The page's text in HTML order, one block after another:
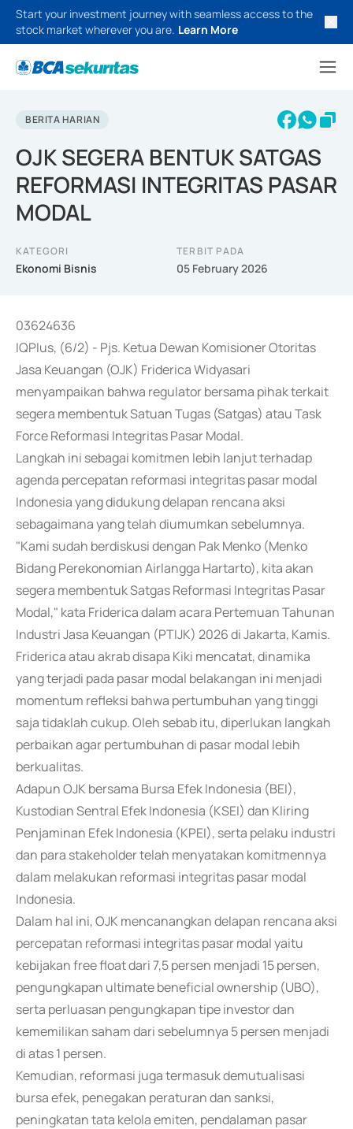
Start your investment journey with seamless access to the
stock market wherever you are. Learn More
BERITA HARIAN
OJK SEGERA BENTUK SATGAS
REFORMASI INTEGRITAS PASAR
MODAL
KATEGORI
Ekonomi Bisnis
TERBIT PADA
05 February 2026
03624636
IQPlus, (6/2) - Pjs. Ketua Dewan Komisioner Otoritas
Jasa Keuangan (OJK) Friderica Widyasari
menyampaikan bahwa regulator bersama pihak terkait
segera membentuk Satuan Tugas (Satgas) atau Task
Force Reformasi Integritas Pasar Modal.
Langkah ini sebagai komitmen lebih lanjut terhadap
agenda percepatan reformasi integritas pasar modal
Indonesia yang didukung delapan rencana aksi
sebagaimana yang telah diumumkan sebelumnya.
"Kami sudah berdiskusi dengan Pak Menko (Menko
Bidang Perekonomian Airlangga Hartarto), kita akan
segera membentuk Satgas Reformasi Integritas Pasar
Modal," kata Friderica dalam acara Pertemuan Tahunan
Industri Jasa Keuangan (PTIJK) 2026 di Jakarta, Kamis.
Friderica atau akrab disapa Kiki mencatat, dinamika
yang terjadi pada pasar modal belakangan ini menjadi
momentum refleksi bahwa pertumbuhan yang tinggi
saja tidaklah cukup. Oleh sebab itu, diperlukan langkah
perbaikan agar pertumbuhan di pasar modal lebih
berkualitas.
Adapun OJK bersama Bursa Efek Indonesia (BEI),
Kustodian Sentral Efek Indonesia (KSEI) dan Kliring
Penjaminan Efek Indonesia (KPEI), serta pelaku industri
dan para stakeholder telah menyatakan komitmennya
dalam melakukan reformasi integritas pasar modal
Indonesia.
Dalam hal ini, OJK mencanangkan delapan rencana aksi
percepatan reformasi integritas pasar modal yaitu
kebijakan free float dari 7,5 persen menjadi 15 persen,
pengungkapan ultimate beneficial ownership (UBO),
serta perluasan pengungkapan tipe investor dan
kememilikan saham dari sebelumnya 5 persen menjadi
di atas 1 persen.
Kemudian, reformasi juga termasuk demutualisasi
bursa efek, penegakan peraturan dan sanksi,
peningkatan tata kelola emiten, pendalaman pasar